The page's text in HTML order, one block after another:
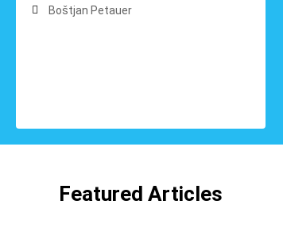
Boštjan Petauer
Featured Articles